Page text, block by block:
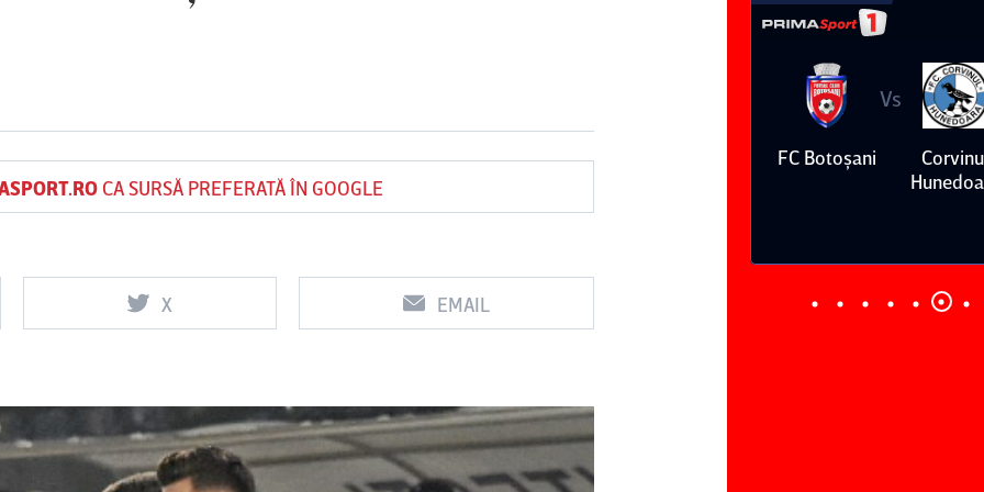
CA SURSĂ PREFERATĂ ÎN GOOGLE
X EMAIL
FC Voluntari
Petrolul
Ploieşti
Oţelul Galaţi
Universitatea
FC Botoşani
Vs